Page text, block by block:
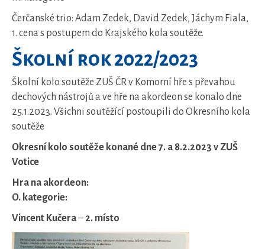
Čerčanské trio: Adam Zedek, David Zedek, Jáchym Fiala,
1. cena s postupem do Krajského kola soutěže.
Školní rok 2022/2023
Školní kolo soutěže ZUŠ ČR v Komorní hře s převahou
dechových nástrojů a ve hře na akordeon se konalo dne
25.1.2023. Všichni soutěžící postoupili do Okresního kola
soutěže
Okresní kolo soutěže konané dne 7. a 8.2.2023 v ZUŠ
Votice
Hra na akordeon:
O. kategorie:
Vincent Kučera– 2. místo